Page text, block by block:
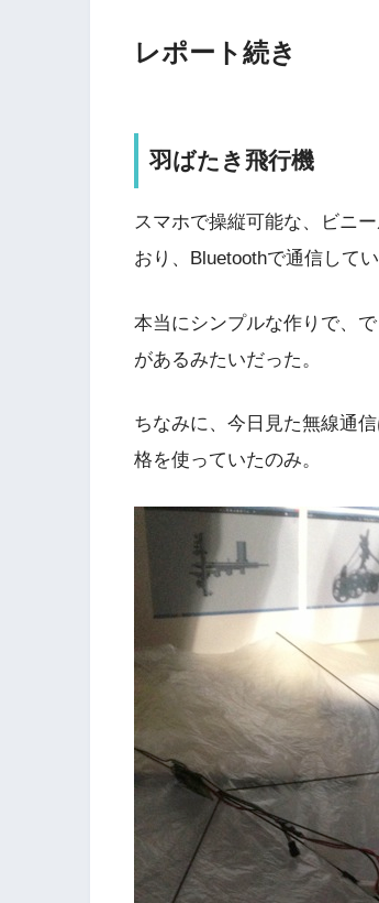
レポート続き
羽ばたき飛行機
スマホで操縦可能な、ビニ
おり、Bluetoothで通信してい
本当にシンプルな作りで、
があるみたいだった。
ちなみに、今日見た無線通
格を使っていたのみ。